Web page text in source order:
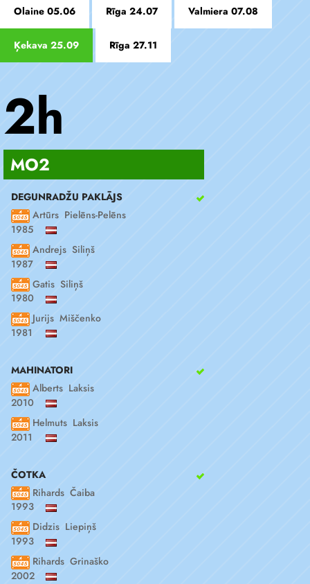
Olaine 05.06 Rīga 24.07 Valmiera 07.08
Ķekava 25.09 Rīga 27.11
2h
MO2
DEGUNRADŽU PAKLĀJS
Artūrs Pielēns-Pelēns
1985
Andrejs Siliņš
1987
Gatis Siliņš
1980
Jurijs Miščenko
1981
MAHINATORI
Alberts Laksis
2010
Helmuts Laksis
2011
ČOTKA
Rihards Čaiba
1993
Didzis Liepiņš
1993
Rihards Grinaško
2002